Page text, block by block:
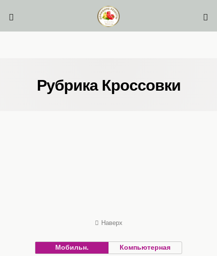
Рубрика Кроссовки
Наверх
Мобильн. Компьютерная